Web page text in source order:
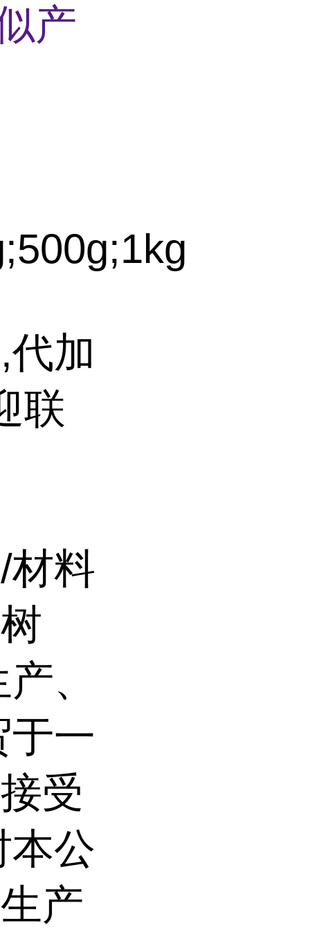
产
加
联
材料
、
于一
受
本公
产